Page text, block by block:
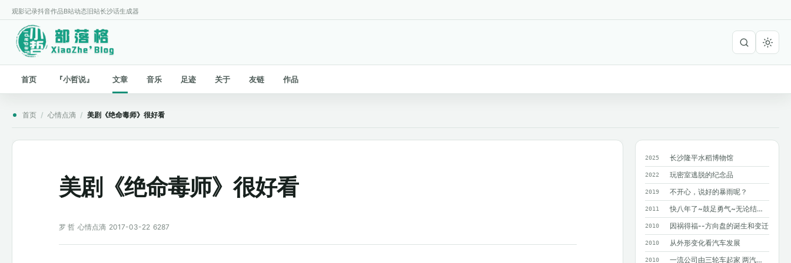
观影记录抖音作品B站动态 旧站长沙话生成器
首页 『小哲说』 文章 音乐 足迹 关于 友链 作品
首页 / 心情点滴 / 美剧《绝命毒师》很好看
2025 长沙隆平水稻博物馆
2022 玩密室逃脱的纪念品
2019 不开心，说好的暴雨呢？
2011 快八年了~鼓足勇气~无论结果如何~只求...
2010 因祸得福--方向盘的诞生和变迁
2010 从外形变化看汽车发展
2010 一流公司由三轮车起家 两汽车巨人造就奔驰
美剧《绝命毒师》很好看
罗 哲 心情点滴 2017-03-22 6287